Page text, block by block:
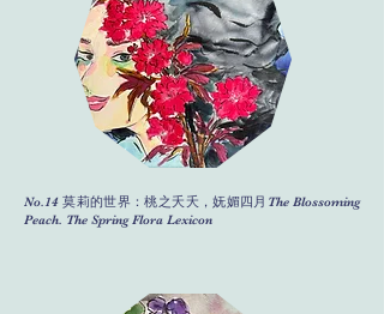
No.14 莫莉的世界：桃之夭夭，妩媚四月The Blossoming
Peach. The Spring Flora Lexicon